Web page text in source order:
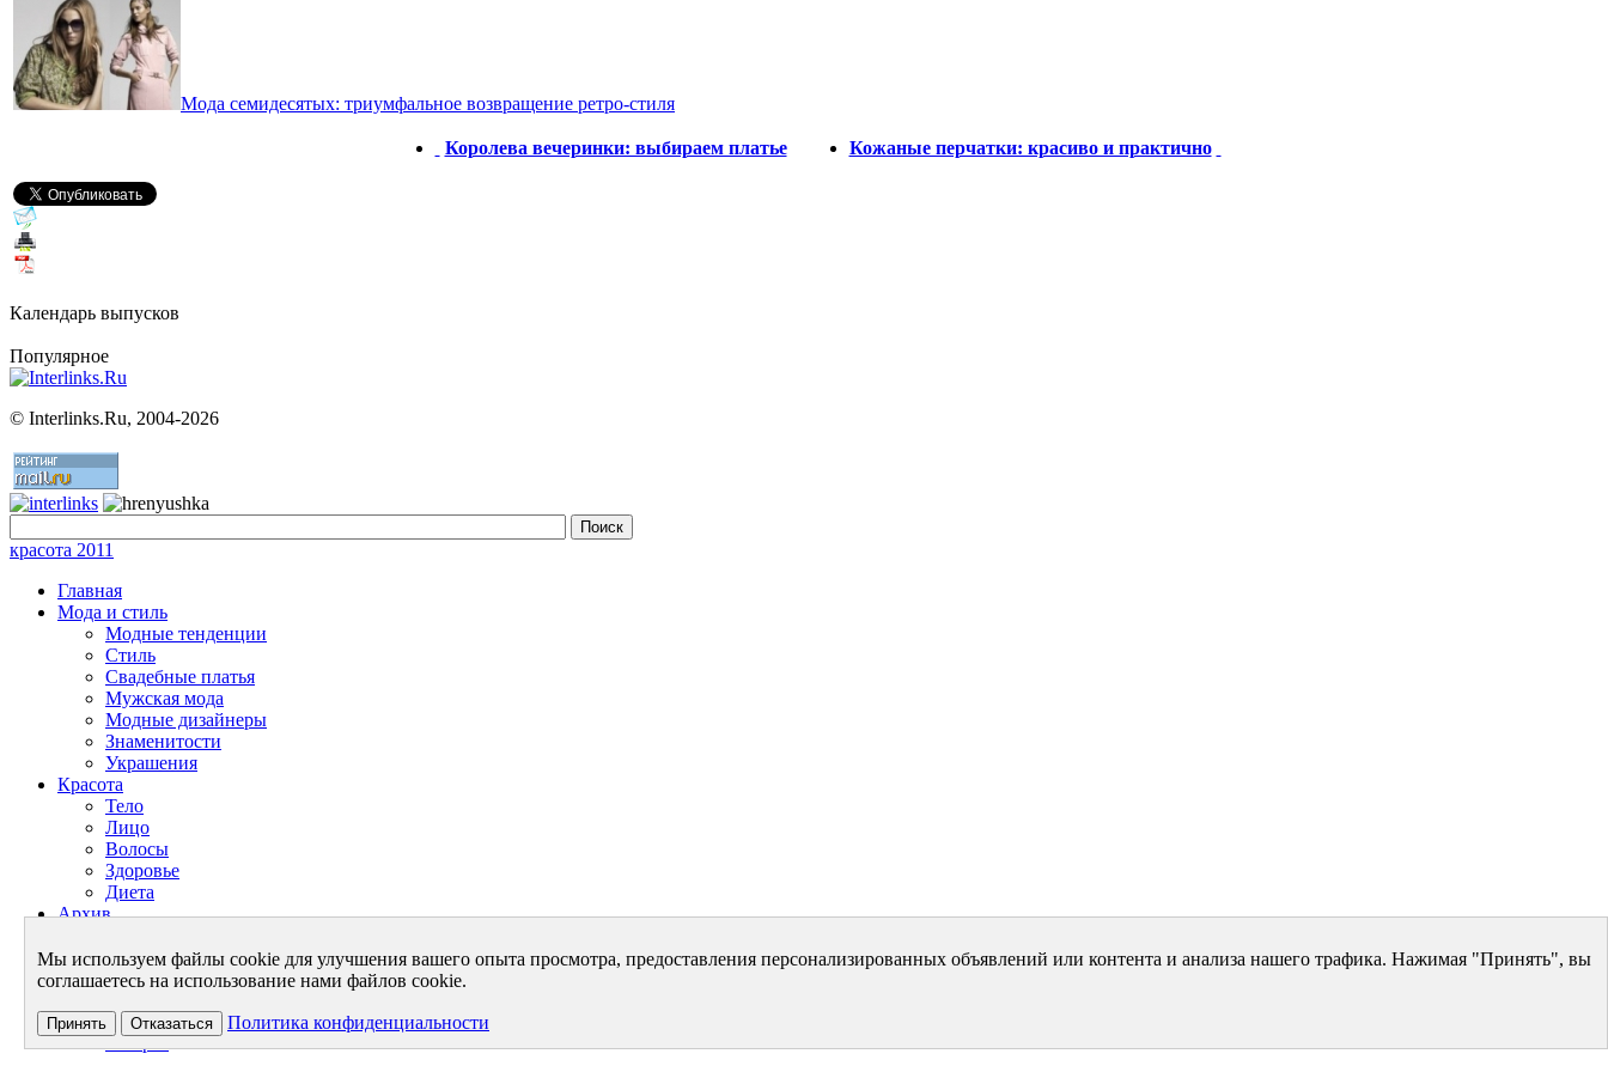
Мода семидесятых: триумфальное возвращение ретро-стиля
Королева вечеринки: выбираем платье Кожаные перчатки: красиво и практично
Календарь выпусков
Популярное
© Interlinks.Ru, 2004-2026
красота 2011
Главная
Мода и стиль
Модные тенденции
Стиль
Свадебные платья
Мужская мода
Модные дизайнеры
Знаменитости
Украшения
Красота
Тело
Лицо
Волосы
Здоровье
Диета
Архив
Энциклопедия моды
Архив - Мода и Стиль
Архив - Новости
Галерея
Мы используем файлы cookie для улучшения вашего опыта просмотра, предоставления персонализированных объявлений или контента и анализа нашего трафика. Нажимая "Принять", вы
соглашаетесь на использование нами файлов cookie.
Принять Отказаться Политика конфиденциальности